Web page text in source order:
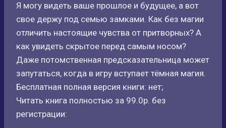
Я могу видеть ваше прошлое и будущее, а вот
свое держу под семью замками. Как без магии
отличить настоящие чувства от притворных? А
как увидеть скрытое перед самым носом?
Даже потомственная предсказательница может
запутаться, когда в игру вступает тёмная магия.
Бесплатная полная версия книги: нет;
Читать книга полностью за 99.0р. без
регистрации: